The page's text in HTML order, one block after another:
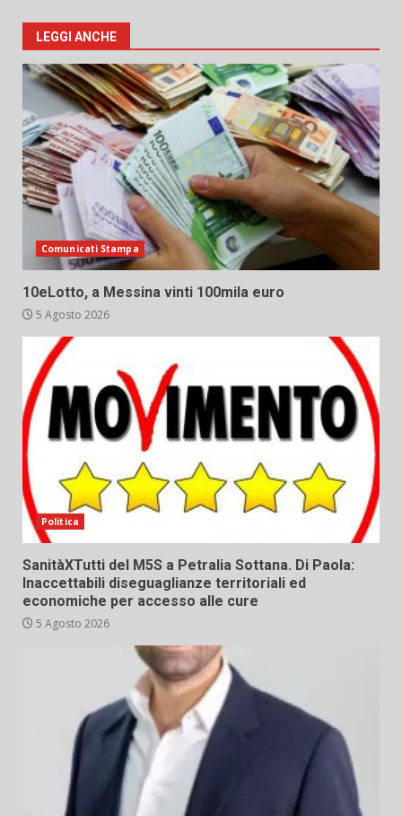
LEGGI ANCHE
Comunicati Stampa
10eLotto, a Messina vinti 100mila euro
5 Agosto 2026
Politica
SanitàXTutti del M5S a Petralia Sottana. Di Paola:
Inaccettabili diseguaglianze territoriali ed
economiche per accesso alle cure
5 Agosto 2026